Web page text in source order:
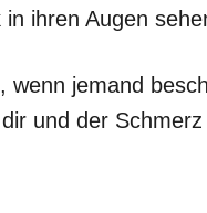
ihren Augen
wenn jemand
und der